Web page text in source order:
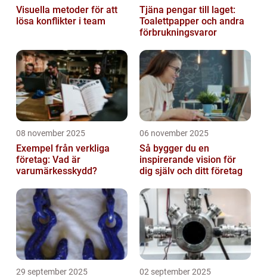
Visuella metoder för att
lösa konflikter i team
Tjäna pengar till laget:
Toalettpapper och andra
förbrukningsvaror
08 november 2025
Exempel från verkliga
företag: Vad är
varumärkesskydd?
06 november 2025
Så bygger du en
inspirerande vision för
dig själv och ditt företag
29 september 2025 02 september 2025